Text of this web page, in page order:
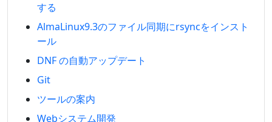
する
AlmaLinux9.3のファイル同期にrsyncをインスト
ール
DNF の自動アップデート
Git
ツールの案内
Webシステム開発